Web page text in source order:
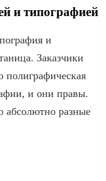
и типографией
и
Заказчики
полиграфическая
и они правы.
абсолютно разные